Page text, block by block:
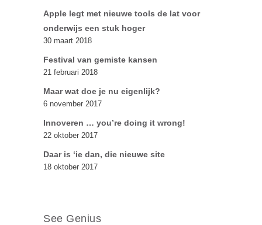
Apple legt met nieuwe tools de lat voor
onderwijs een stuk hoger
30 maart 2018
Festival van gemiste kansen
21 februari 2018
Maar wat doe je nu eigenlijk?
6 november 2017
Innoveren … you’re doing it wrong!
22 oktober 2017
Daar is ‘ie dan, die nieuwe site
18 oktober 2017
See Genius